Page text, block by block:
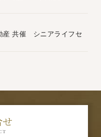
産 共催 シニアライフセ